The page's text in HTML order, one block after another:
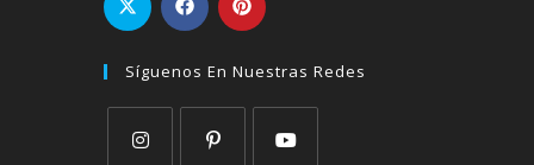
Síguenos En Nuestras Redes